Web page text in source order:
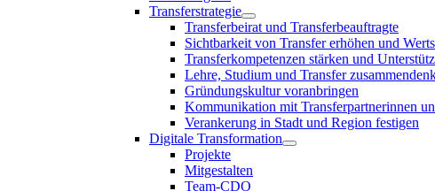
Transferstrategie
Transferbeirat und Transferbeauftragte
Sichtbarkeit von Transfer erhöhen und
Transferkompetenzen stärken und
Lehre, Studium und Transfer
Gründungskultur voranbringen
Kommunikation mit Transferpartnerinnen
Verankerung in Stadt und Region festigen
Digitale Transformation
Projekte
Mitgestalten
Team-CDO